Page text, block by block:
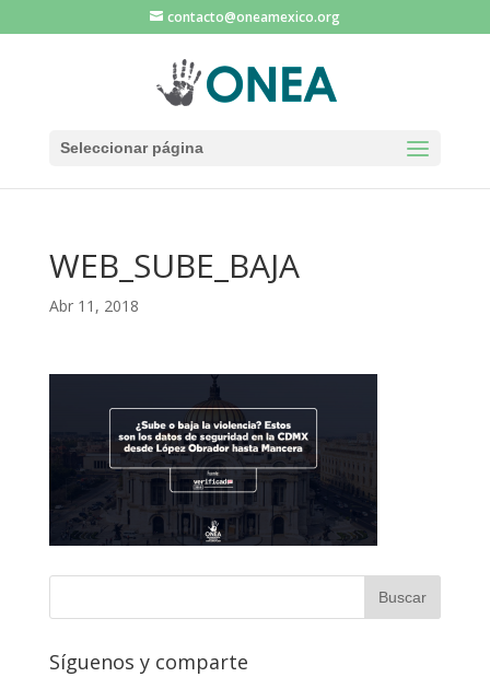
contacto@oneamexico.org
Seleccionar página
WEB_SUBE_BAJA
Abr 11, 2018
Síguenos y comparte